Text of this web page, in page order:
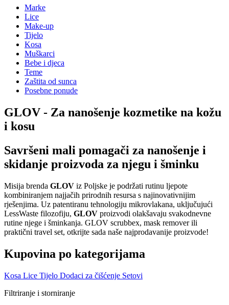
Marke
Lice
Make-up
Tijelo
Kosa
Muškarci
Bebe i djeca
Teme
Zaštita od sunca
Posebne ponude
GLOV - Za nanošenje kozmetike na kožu
i kosu
Savršeni mali pomagači za nanošenje i
skidanje proizvoda za njegu i šminku
Misija brenda GLOV iz Poljske je podržati rutinu ljepote
kombiniranjem najjačih prirodnih resursa s najinovativnijim
rješenjima. Uz patentiranu tehnologiju mikrovlakana, uključujući
LessWaste filozofiju, GLOV proizvodi olakšavaju svakodnevne
rutine njege i šminkanja. GLOV scrubbex, mask remover ili
praktični travel set, otkrijte sada naše najprodavanije proizvode!
Kupovina po kategorijama
Kosa Lice Tijelo Dodaci za čišćenje Setovi
Filtriranje i storniranje